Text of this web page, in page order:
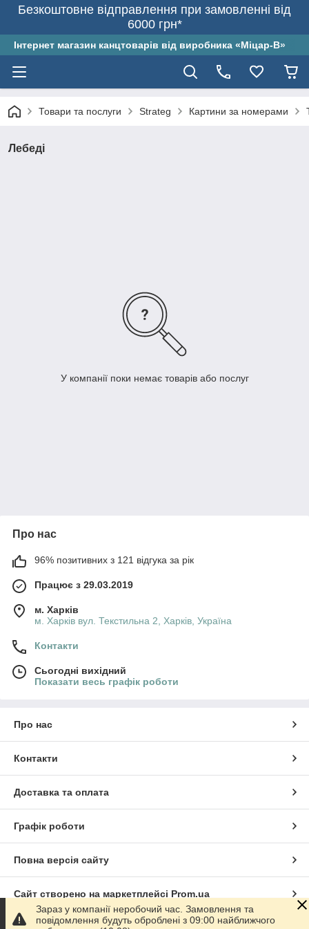
Безкоштовне відправлення при замовленні від
6000 грн*
Інтернет магазин канцтоварів від виробника «Міцар-В»
Товари та послуги Strateg Картини за номерами
Лебеді
У компанії поки немає товарів або послуг
Про нас
96% позитивних з 121 відгука за рік
Працює з 29.03.2019
м. Харків
м. Харків вул. Текстильна 2, Харків, Україна
Контакти
Сьогодні вихідний
Показати весь графік роботи
Про нас
Контакти
Доставка та оплата
Графік роботи
Повна версія сайту
Сайт створено на маркетплейсі Prom.ua
Зараз у компанії неробочий час. Замовлення та
повідомлення будуть оброблені з 09:00 найближчого